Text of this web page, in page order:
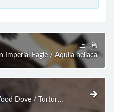
上一篇
Imperial Eagle / Aquila heliaca
Dove / Turtur